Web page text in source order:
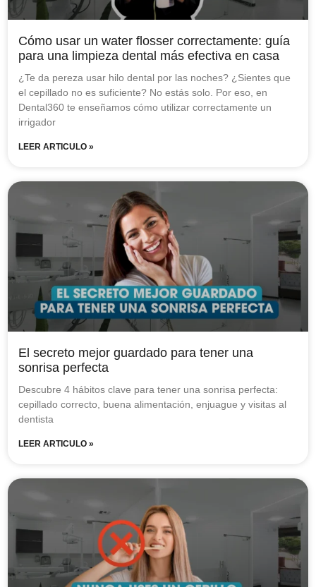
Cómo usar un water flosser correctamente: guía
para una limpieza dental más efectiva en casa
¿Te da pereza usar hilo dental por las noches? ¿Sientes que
el cepillado no es suficiente? No estás solo. Por eso, en
Dental360 te enseñamos cómo utilizar correctamente un
irrigador
LEER ARTICULO »
El secreto mejor guardado para tener una
sonrisa perfecta
Descubre 4 hábitos clave para tener una sonrisa perfecta:
cepillado correcto, buena alimentación, enjuague y visitas al
dentista
LEER ARTICULO »